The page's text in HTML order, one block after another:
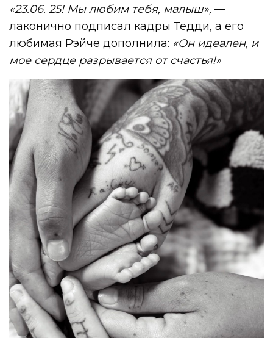
«23.06. 25! Мы любим тебя, малыш», —
лаконично подписал кадры Тедди, а его
любимая Рэйче дополнила: «Он идеален, и
мое сердце разрывается от счастья!»